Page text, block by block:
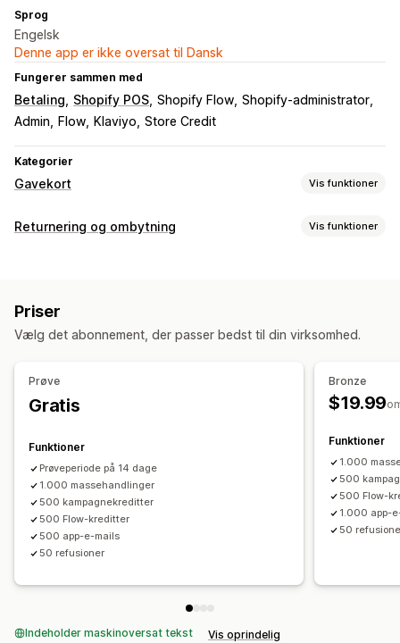
Sprog
Engelsk
Denne app er ikke oversat til Dansk
Fungerer sammen med
Betaling Shopify POS Shopify Flow Shopify-administrator
Admin
Flow Klaviyo Store Credit
Kategorier
Gavekort Vis funktioner
Korttyper
Tilpassede beløb
Saldoside
Gavebeskeder Udløbsdato
Påmindelser
Leveringsmuligheder
Massesend
Planlagt levering
Returnering og ombytning Vis funktioner
Rabatkoder
Priser
Vælg det abonnement, der passer bedst til din virksomhed.
Prøve
Gratis
Funktioner
Prøveperiode på 14 dage
1.000 massehandlinger
500 kampagnekreditter
500 Flow-kreditter
500 app-e-mails
50 refusioner
Bronze
$19.99
Funktioner
1.000
500
500 Flow-
1.000 app-
50
Indeholder maskinoversat tekst Vis oprindelig